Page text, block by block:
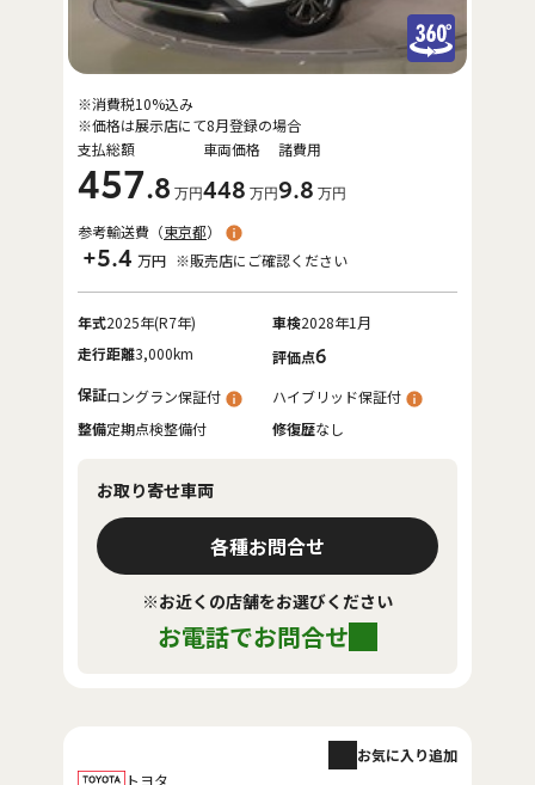
支払総額
457.8 万円
車両価格
448 万円
諸費用
9.8 万円
※消費税10%込み
※価格は展示店にて8月登録の場合
参考輸送費（東京都）
+5.4 万円 ※販売店にご確認ください
年式2025年(R7年) 車検2028年1月
走行距離3,000km 評価点6
保証ロングラン保証付
ハイブリッド保証付
整備定期点検整備付 修復歴なし
お取り寄せ車両
各種お問合せ
※お近くの店舗をお選びください
お電話でお問合せ
トヨタ
お気に入り追加